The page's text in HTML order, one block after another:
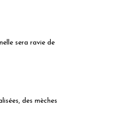
sera ravie de
des mèches